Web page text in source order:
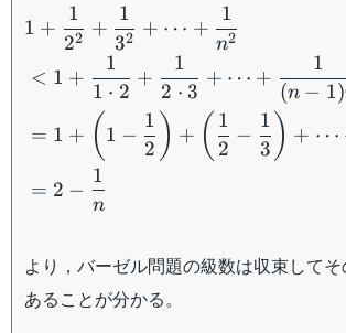
1 +
22
1
+
32
1
+ ⋯ +
n2
1
< 1 +
1 ⋅ 2
1
+
2 ⋅ 3
1
+ ⋯ +
(n − 1)
1
= 1 + ( 1 −
2
1 ) + ( 2
1
−
3
1 ) + ⋯
= 2 −
n
1
より，バーゼル問題の級数は収束して
あることが分かる。